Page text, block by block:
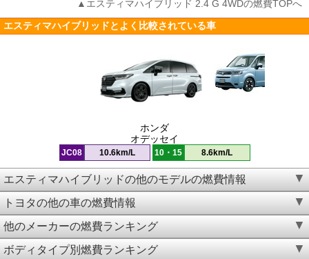
▲エスティマハイブリッド 2.4 G 4WDの燃費TOPへ
エスティマハイブリッドとよく比較されている車
ホンダ
オデッセイ
JC08 10.6km/L 10・15 8.6km/L
エスティマハイブリッドの他のモデルの燃費情報
トヨタの他の車の燃費情報
他のメーカーの燃費ランキング
ボディタイプ別燃費ランキング